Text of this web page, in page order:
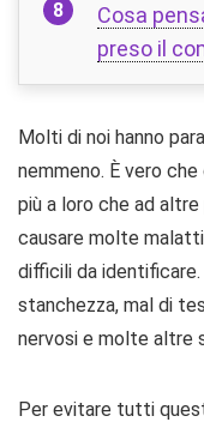
Cosa
preso il
Molti di noi hanno
nemmeno. È vero
più a loro che ad
causare molte
difficili da
stanchezza, mal di
nervosi e molte altre
Per evitare tutti